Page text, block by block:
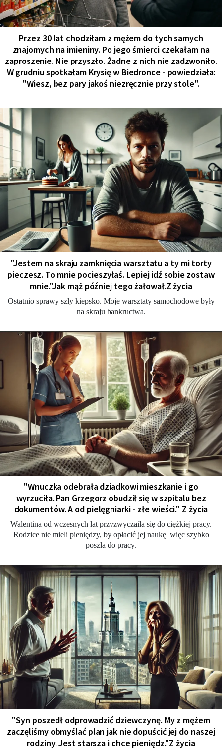
Przez 30 lat chodziłam z mężem do tych samych
znajomych na imieniny. Po jego śmierci czekałam na
zaproszenie. Nie przyszło. Żadne z nich nie zadzwoniło.
W grudniu spotkałam Krysię w Biedronce - powiedziała:
"Wiesz, bez pary jakoś niezręcznie przy stole".
"Jestem na skraju zamknięcia warsztatu a ty mi torty
pieczesz. To mnie pocieszyłaś. Lepiej idź sobie zostaw
mnie."Jak mąż później tego żałował.Z życia
Ostatnio sprawy szły kiepsko. Moje warsztaty samochodowe były
na skraju bankructwa.
"Wnuczka odebrała dziadkowi mieszkanie i go
wyrzuciła. Pan Grzegorz obudził się w szpitalu bez
dokumentów. A od pielęgniarki - złe wieści." Z życia
Walentina od wczesnych lat przyzwyczaiła się do ciężkiej pracy.
Rodzice nie mieli pieniędzy, by opłacić jej naukę, więc szybko
poszła do pracy.
"Syn poszedł odprowadzić dziewczynę. My z mężem
zaczęliśmy obmyślać plan jak nie dopuścić jej do naszej
rodziny. Jest starsza i chce pieniędz."Z życia